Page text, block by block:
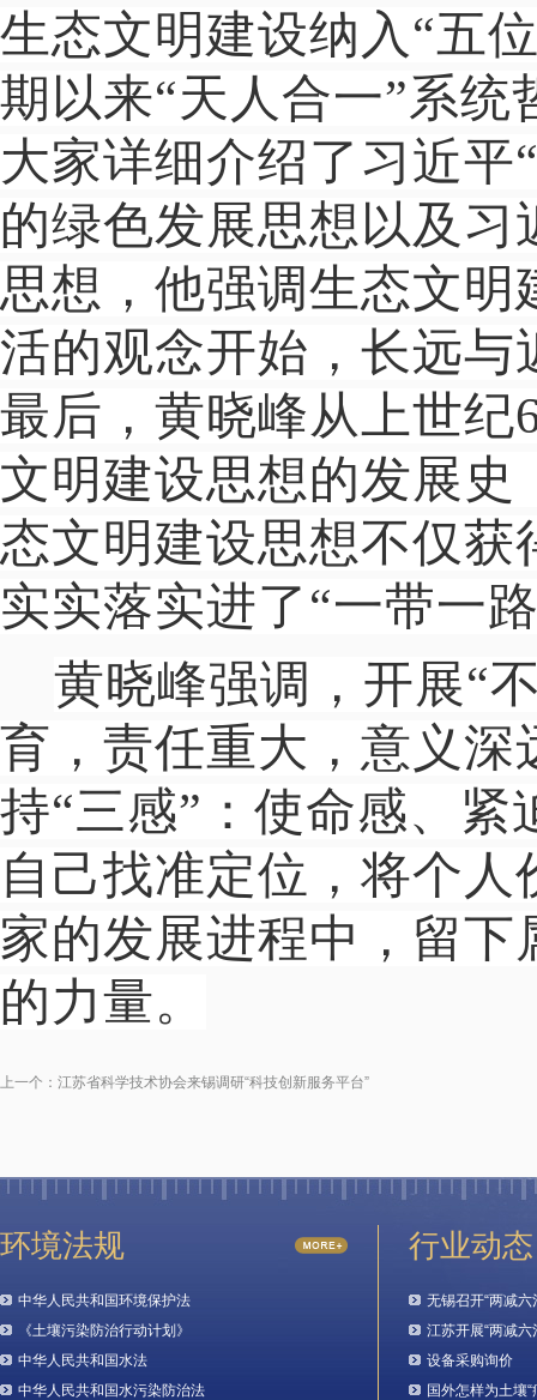
生态文明建设纳入“五
期以来“天人合一”系
大家详细介绍了习近平
的绿色发展思想以及
思想，他强调生态文
活的观念开始，长远
最后，黄晓峰从上世纪
文明建设思想的发展
态文明建设思想不仅
实实落实进了“一带一
黄晓峰强调，开展“
育，责任重大，意义
持“三感”：使命感、
自己找准定位，将个
家的发展进程中，留
的力量。
上一个： 江苏省科学技术协会来锡调研“科技创新服务平台”
环境法规
中华人民共和国环境保护法
《土壤污染防治行动计划》
中华人民共和国水法
中华人民共和国水污染防治法
行业动态
无锡召开“两减
江苏开展“两减
设备采购询价
国外怎样为土壤“